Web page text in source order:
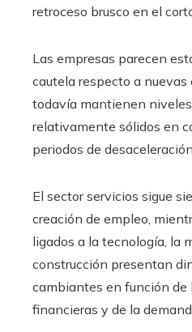
retroceso brusco en el
Las empresas parecen
cautela respecto a
todavía mantienen
relativamente sólidos en
periodos de
El sector servicios sigue
creación de empleo,
ligados a la tecnología, la
construcción presentan
cambiantes en función de
financieras y de la